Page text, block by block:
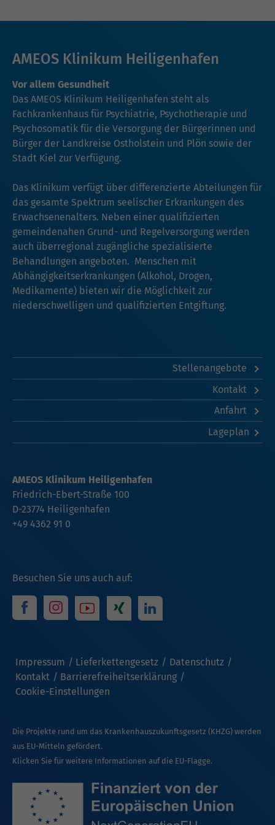
AMEOS Klinikum Heiligenhafen
Vor allem Gesundheit
Das AMEOS Klinikum Heiligenhafen steht als
Fachkrankenhaus für Psychiatrie, Psychotherapie und
Psychosomatik für die Versorgung der Bürgerinnen und
Bürger der Landkreise Ostholstein und Plön sowie der
Stadt Kiel zur Verfügung.
Das Klinikum verfügt über differenzierte Abteilungen für
das gesamte Spektrum seelischer Erkrankungen des
Erwachsenenalters. Neben einer qualifizierten
gemeindenahen Grund- und Regelversorgung werden
auch überregional zugängliche spezialisierte
Behandlungen angeboten. Menschen mit
Abhängigkeitserkrankungen (Alkohol, Drogen,
Medikamente) bieten wir die Möglichkeit zur
niederschwelligen und qualifizierten Entgiftung.
Stellenangebote
Kontakt
Anfahrt
Lageplan
Besuchen Sie uns auch auf:
Impressum Lieferkettengesetz
Datenschutz
Kontakt
Barrierefreiheitserklärung
Cookie-Einstellungen
AMEOS Klinikum Heiligenhafen
Friedrich-Ebert-Straße 100
D-23774 Heiligenhafen
+49 4362 91 0
Die Projekte rund um das Krankenhauszukunftsgesetz (KHZG) werden
aus EU-Mitteln gefördert.
Klicken Sie für weitere Informationen auf die EU-Flagge.